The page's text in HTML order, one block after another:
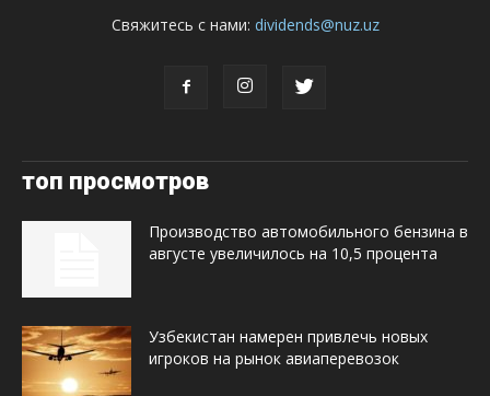
Свяжитесь с нами: dividends@nuz.uz
топ просмотров
Производство автомобильного бензина в
августе увеличилось на 10,5 процента
Узбекистан намерен привлечь новых
игроков на рынок авиаперевозок